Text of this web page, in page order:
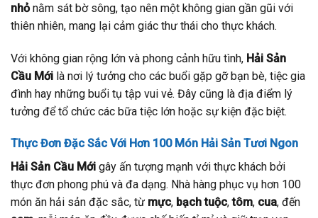
nhỏnằm sát bờ sông, tạo nên một không gian gần gũi với
thiên nhiên, mang lại cảm giác thư thái cho thực khách.
Với không gian rộng lớn và phong cảnh hữu tình, Hải Sản
Cầu Mới là nơi lý tưởng cho các buổi gặp gỡ bạn bè, tiệc gia
đình hay những buổi tụ tập vui vẻ. Đây cũng là địa điểm lý
tưởng để tổ chức các bữa tiệc lớn hoặc sự kiện đặc biệt.
Thực Đơn Đặc Sắc Với Hơn 100 Món Hải Sản Tươi Ngon
Hải Sản Cầu Mới gây ấn tượng mạnh với thực khách bởi
thực đơn phong phú và đa dạng. Nhà hàng phục vụ hơn 100
món ăn hải sản đặc sắc, từ mực, bạch tuộc,tôm, cua, đến